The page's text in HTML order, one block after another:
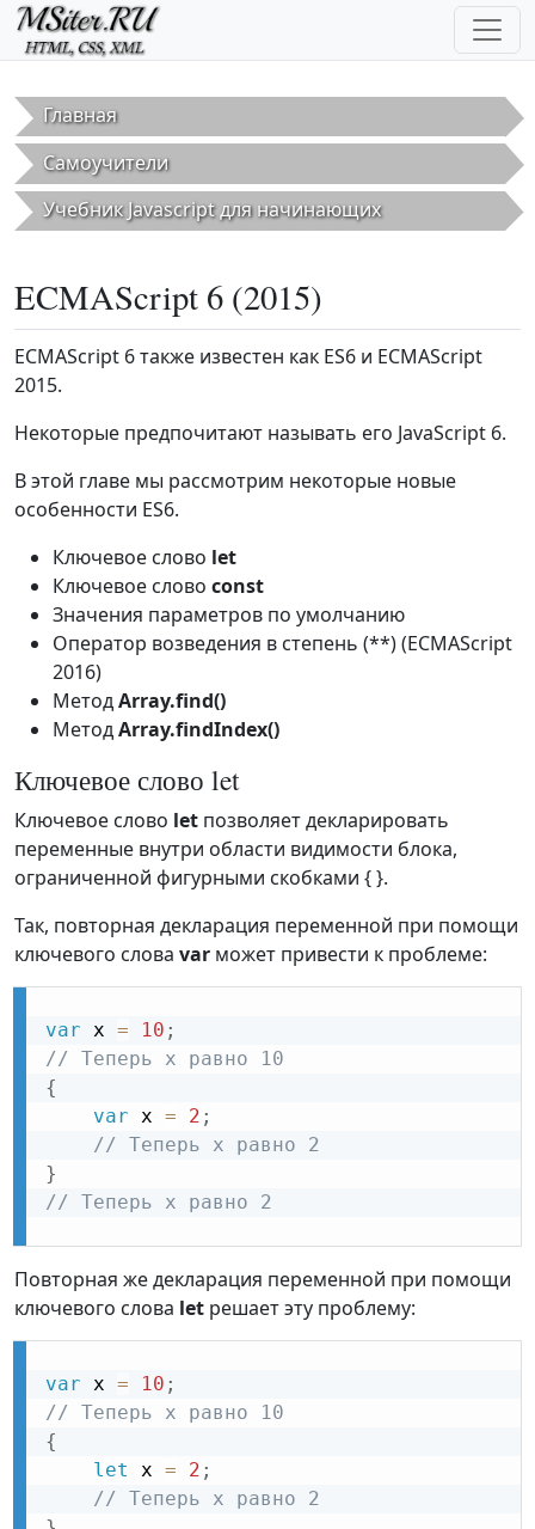
Перейти к основному содержанию
Главная
Самоучители
Учебник Javascript для начинающих
ECMAScript 6 (2015)
ECMAScript 6 также известен как ES6 и ECMAScript
2015.
Некоторые предпочитают называть его JavaScript 6.
В этой главе мы рассмотрим некоторые новые
особенности ES6.
Ключевое слово let
Ключевое слово const
Значения параметров по умолчанию
Оператор возведения в степень (**) (ECMAScript
2016)
МетодArray.find()
МетодArray.findIndex()
Ключевое слово let
Ключевое слово let позволяет декларировать
переменные внутри области видимости блока,
ограниченной фигурными скобками { }.
Так, повторная декларация переменной при помощи
ключевого слова var может привести к проблеме:
var x = 10 ;
// Теперь x равно 10
{
var x = 2 ;
// Теперь x равно 2
}
// Теперь x равно 2
Повторная же декларация переменной при помощи
ключевого слова let решает эту проблему:
var x = 10 ;
// Теперь x равно 10
{
let
x = 2 ;
// Теперь x равно 2